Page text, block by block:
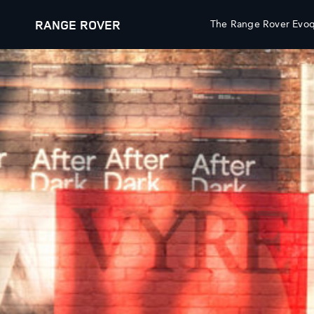
RANGE ROVER The Range Rover
ΟΧΗΜΑΤΑ
RANGE ROVER
RANGE ROVER SPORT
RANGE ROVER VELAR
DISCOVERY
DISCOVERY SPORT
RESEARCH
ΚΑΤΕΒΑΣΤΕ ΕΝΑ
ΚΛΕΙΣΤΕ TEST DRIVE
NEWSLETTER
ONLINE STORE